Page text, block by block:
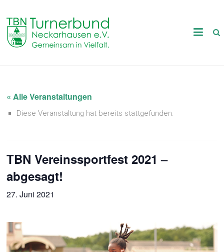
content
TB
Neckarhausen
1898
Gemeinsam
« Alle Veranstaltungen
Diese Veranstaltung hat bereits stattgefunden.
TBN Vereinssportfest 2021 –
abgesagt!
27. Juni 2021